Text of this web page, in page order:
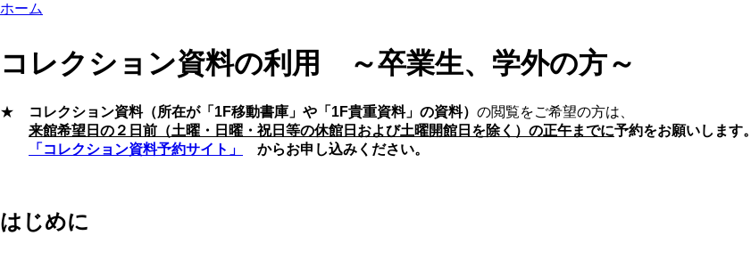
ホーム
コレクション資料の利用 ～卒業生、学外の方～
★ コレクション資料（所在が「1F移動書庫」や「1F貴重資料」の資料） の閲覧をご希望の方は、
来館希望日の２日前（土曜・日曜・祝日等の休館日および土曜開館日を除く）の正午までに予約をお願いします。
「コレクション資料予約サイト」
からお申し込みください。
はじめに